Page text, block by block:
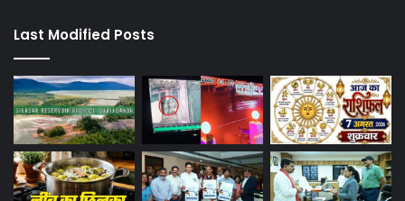
Last Modified Posts